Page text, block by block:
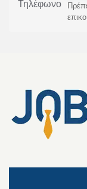
Τηλέφωνο